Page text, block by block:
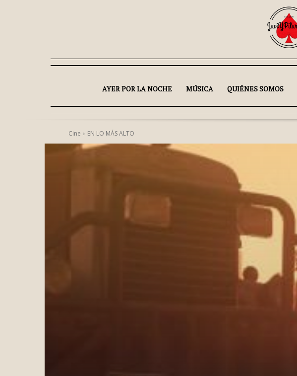
AYER POR LA NOCHE MÚSICA QUIÉNES SOMOS
Cine EN LO MÁS ALTO